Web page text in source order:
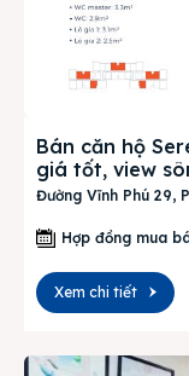
Bán căn hộ
giá tốt, view
Đường Vĩnh Phú 29,
Hợp đồng mua
Xem chi tiết